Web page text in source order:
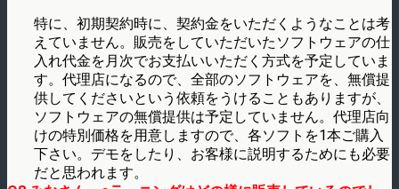
特に、初期契約時に、契約金をいただくようなことは考
えていません。販売をしていただいたソフトウェアの仕
入れ代金を月次でお支払いいただく方式を予定していま
す。代理店になるので、全部のソフトウェアを、無償提
供してくださいという依頼をうけることもありますが、
ソフトウェアの無償提供は予定していません。代理店向
けの特別価格を用意しますので、各ソフトを1本ご購入
下さい。デモをしたり、お客様に説明するためにも必要
だと思われます。